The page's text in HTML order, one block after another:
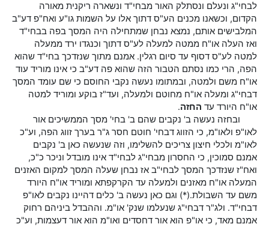
לבחי"ג ונעלם ונסתלק האור מבחי"ד ונשארה ריקנית מאורה
הקדום, וכשאנו מכנים הע"ס דתוך אלו על השמות גו"ע ואח"פ דע"ב
המלבישים אותם, נמצא נבחן שמתחילה היה המסך בפה בבחי"ד
ואז העלה או"ח ממטה למעלה לע"ס דתוך וכנגדו ירד ממעלה
למטה לע"ס דסוף עד סיום רגלין. אמנם מתוך שנזדכך בחי"ד שהוא
הפה, הרי כמו נסתם הטבור הזה שהוא פה דע"ב כי אינו מוריד עוד
או"ח משם ולמטה, ובמתומו נעשה נקבי החוסם כי שם עומד המסך
דבחי"ג ומעלה או"ח מחוטם ולמעלה, ועד"ז בוקע ומוריד למטה
או"ח היורד עד החזה.
ובחזה נעשה ב' נקבים שהם ב' בחי' מסך הממשיכים אור
לאו"פ ולאו"מ, כי הזווג דבחי' חוטם חסר ג"ר בערך זווג הפה, וע"כ
לאו"מ ולכלי חיצון צריכים להשלימו, וזה שנעשה כאן ב' נקבים
אמנם סמוכין, כי החסרון מבחי"ג לבחי"ד אינו מובדל וניכר כ"כ,
ואח"ז שנזדכך המסך לבחי"ב אז נבחן שעלה המסך למקום האזנים
המעלה או"ח מאזנים ולמעלה עד הקרקפתא ומוריד או"ח היורד
משם עד השבולת.(*) וגם כאן נעשה ב' כלים דהיינו נקבים לאו"פ
דבחי"ד. ולג"ר דבחי"ג שנעלמו שנק' או"מ. וההבדל ביניהם רחוק
אמנם מאד, כי או"פ הוא אור דחסדים ואו"מ הוא אור דעצמות, וע"כ